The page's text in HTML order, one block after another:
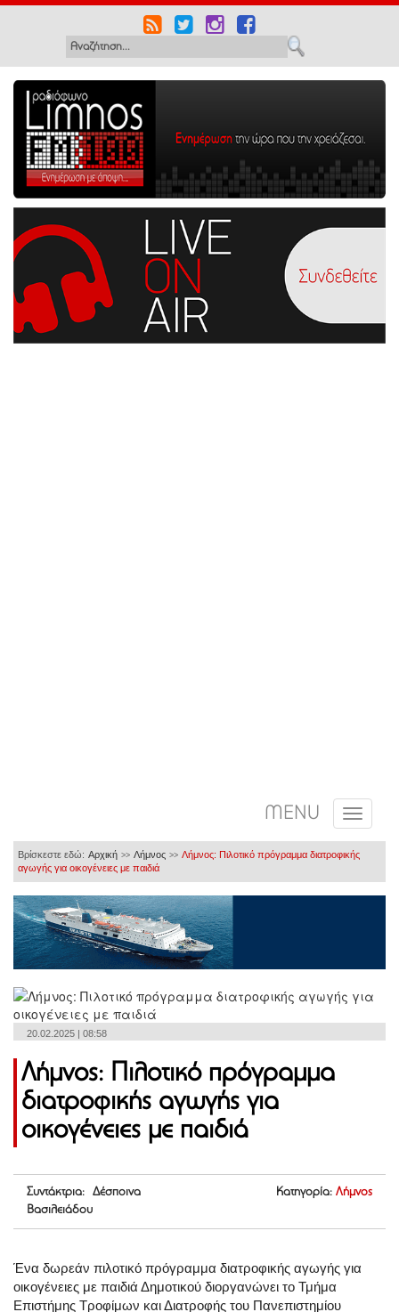
MENU
Βρίσκεστε εδώ: Αρχική >> Λήμνος >> Λήμνος: Πιλοτικό πρόγραμμα διατροφικής
αγωγής για οικογένειες με παιδιά
20.02.2025 | 08:58
Λήμνος: Πιλοτικό πρόγραμμα
διατροφικής αγωγής για
οικογένειες με παιδιά
Συντάκτρια: Δέσποινα
Βασιλειάδου
Κατηγορία: Λήμνος
Ένα δωρεάν πιλοτικό πρόγραμμα διατροφικής αγωγής για
οικογένειες με παιδιά Δημοτικού διοργανώνει το Τμήμα
Επιστήμης Τροφίμων και Διατροφής του Πανεπιστημίου